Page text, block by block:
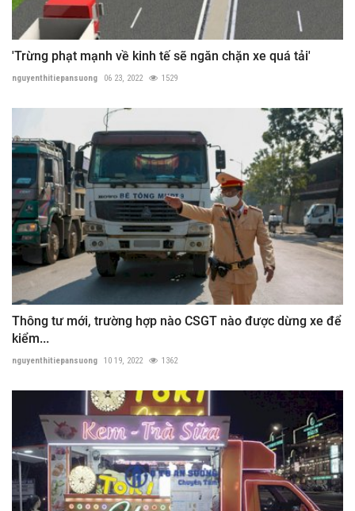
'Trừng phạt mạnh về kinh tế sẽ ngăn chặn xe quá tải'
nguyenthitiepansuong 06 23, 2022 1529
Thông tư mới, trường hợp nào CSGT nào được dừng xe để
kiểm...
nguyenthitiepansuong 10 19, 2022 1362